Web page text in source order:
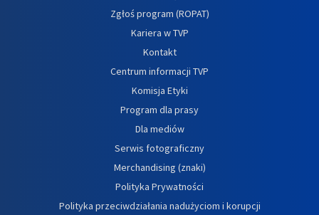
Zgłoś program (ROPAT)
Kariera w TVP
Kontakt
Centrum informacji TVP
Komisja Etyki
Program dla prasy
Dla mediów
Serwis fotograficzny
Merchandising (znaki)
Polityka Prywatności
Polityka przeciwdziałania nadużyciom i korupcji